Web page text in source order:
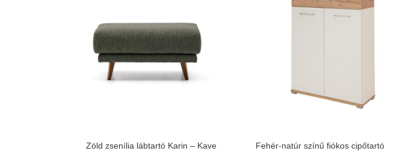
Zöld zsenília lábtartó Karin – Kave
Fehér-natúr színű fiókos cipőtartó